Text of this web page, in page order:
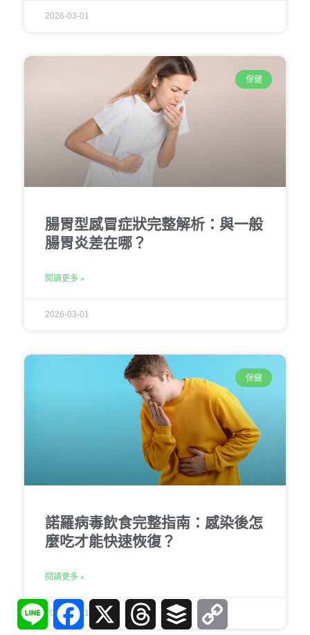
2026-03-01
保健
腸胃型感冒症狀完整解析：與一般
腸胃炎差在哪？
閱讀更多 »
2026-03-01
保健
諾羅病毒飲食完整指南：感染後怎
麼吃才能快速恢復？
閱讀更多 »
2026-03-01
Line FacebookX Threads Buffer